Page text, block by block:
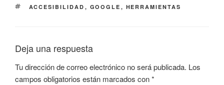
ETIQUETAS
ACCESIBILIDAD , GOOGLE , HERRAMIENTAS
Deja una respuesta
Tu dirección de correo electrónico no será publicada. Los
campos obligatorios están marcados con*